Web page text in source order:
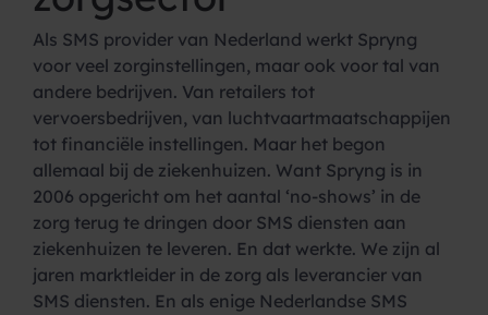
Als SMS provider van Nederland werkt Spryng
voor veel zorginstellingen, maar ook voor tal van
andere bedrijven. Van retailers tot
vervoersbedrijven, van luchtvaartmaatschappijen
tot financiële instellingen. Maar het begon
allemaal bij de ziekenhuizen. Want Spryng is in
2006 opgericht om het aantal ‘no-shows’ in de
zorg terug te dringen door SMS diensten aan
ziekenhuizen te leveren. En dat werkte. We zijn al
jaren marktleider in de zorg als leverancier van
SMS diensten. En als enige Nederlandse SMS